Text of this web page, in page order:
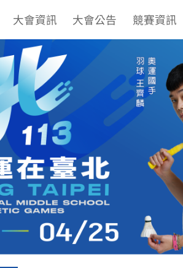
大會資訊 大會公告 競賽資訊